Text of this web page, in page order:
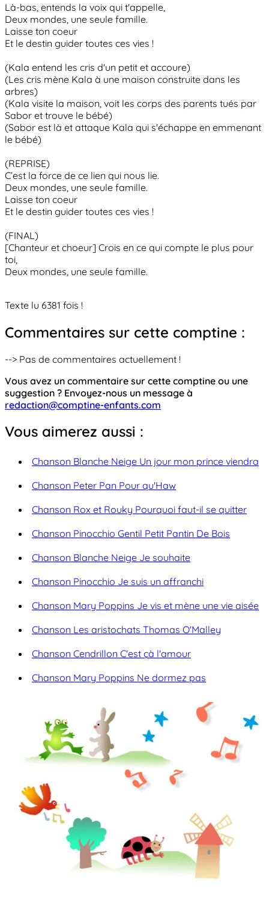
Là-bas, entends la voix qui t'appelle,
Deux mondes, une seule famille.
Laisse ton coeur
Et le destin guider toutes ces vies !
(Kala entend les cris d'un petit et accoure)
(Les cris mène Kala à une maison construite dans les
arbres)
(Kala visite la maison, voit les corps des parents tués par
Sabor et trouve le bébé)
(Sabor est là et attaque Kala qui s'échappe en emmenant
le bébé)
(REPRISE)
C’est la force de ce lien qui nous lie.
Deux mondes, une seule famille.
Laisse ton coeur
Et le destin guider toutes ces vies !
(FINAL)
[Chanteur et choeur] Crois en ce qui compte le plus pour
toi,
Deux mondes, une seule famille.
Texte lu 6381 fois !
Commentaires sur cette comptine :
--> Pas de commentaires actuellement !
Vous avez un commentaire sur cette comptine ou une
suggestion ? Envoyez-nous un message à
redaction@comptine-enfants.com
Vous aimerez aussi :
Chanson Blanche Neige Un jour mon prince viendra
Chanson Peter Pan Pour qu'Haw
Chanson Rox et Rouky Pourquoi faut-il se quitter
Chanson Pinocchio Gentil Petit Pantin De Bois
Chanson Blanche Neige Je souhaite
Chanson Pinocchio Je suis un affranchi
Chanson Mary Poppins Je vis et mène une vie aisée
Chanson Les aristochats Thomas O'Malley
Chanson Cendrillon C'est çà l'amour
Chanson Mary Poppins Ne dormez pas